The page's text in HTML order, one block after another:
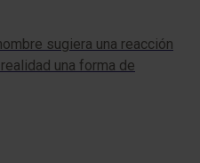
sugiera una reacción
una forma de